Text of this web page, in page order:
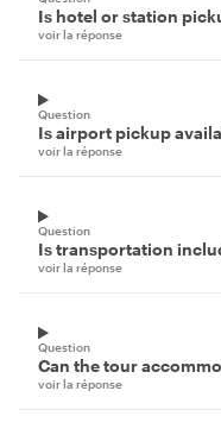
Is hotel or station
voir la réponse
Question
Is airport pickup
voir la réponse
Question
Is transportation
voir la réponse
Question
Can the tour
voir la réponse